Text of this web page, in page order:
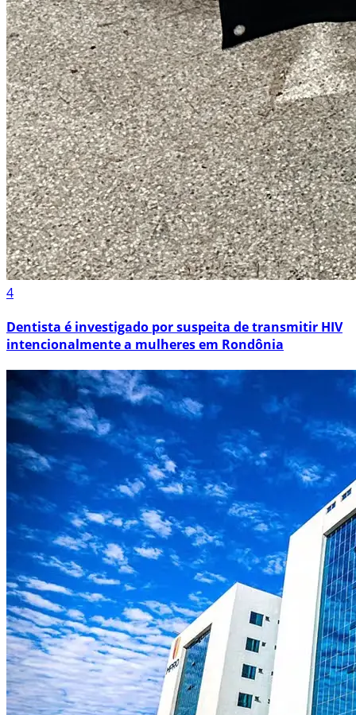
4
Dentista é investigado por suspeita de transmitir HIV
intencionalmente a mulheres em Rondônia